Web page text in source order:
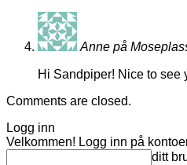
Anne på
Hi Sandpiper! Nice to see
Comments are closed.
Logg inn
Velkommen! Logg inn på
ditt